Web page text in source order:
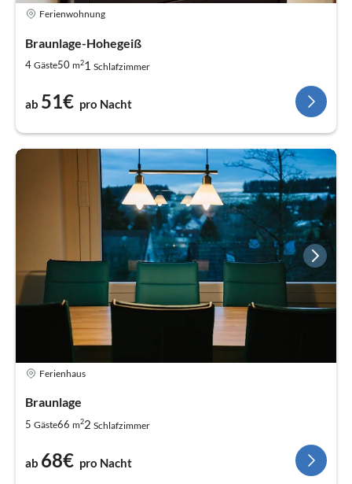
Ferienwohnung
Braunlage-Hohegeiß
4 Gäste50 m21 Schlafzimmer
ab 51€ pro Nacht
Ferienhaus
Braunlage
5 Gäste66 m22 Schlafzimmer
ab 68€ pro Nacht